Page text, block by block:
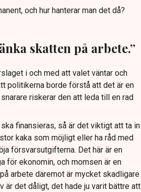
och hur hanterar man det då?
skatten på arbete.”
i och med att valet väntar och
politikerna borde förstå att det är en
riskerar den att leda till en rad
finansieras, så är det viktigt att ta in
kaka som möjligt eller ha råd med
försvarsutgifterna. Det här är en
för ekonomin, och momsen är en
arbete däremot är mycket skadligare
är det dåligt, det hade ju varit bättre att